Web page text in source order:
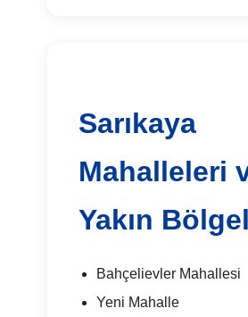
Sarıkaya
Mahalleleri
Yakın
Bahçelievler Mahallesi
Yeni Mahalle